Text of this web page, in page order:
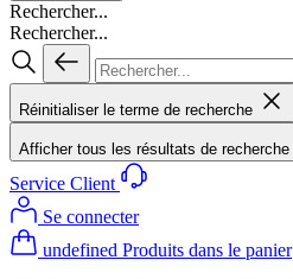
Rechercher...
Rechercher...
Réinitialiser le terme de recherche
Afficher tous les résultats de recherche
Service Client
Se connecter
undefined Produits dans le panier